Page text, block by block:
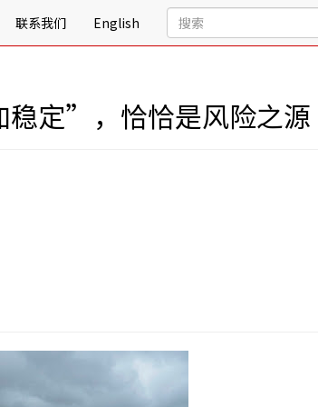
联系我们 English
定”，恰恰是风险之源